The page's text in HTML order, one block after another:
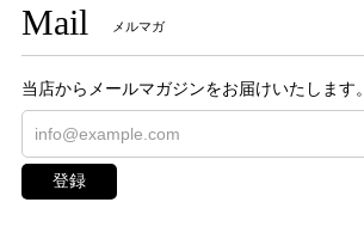
Mail メルマガ
当店からメールマガジンをお届けいたします。
登録